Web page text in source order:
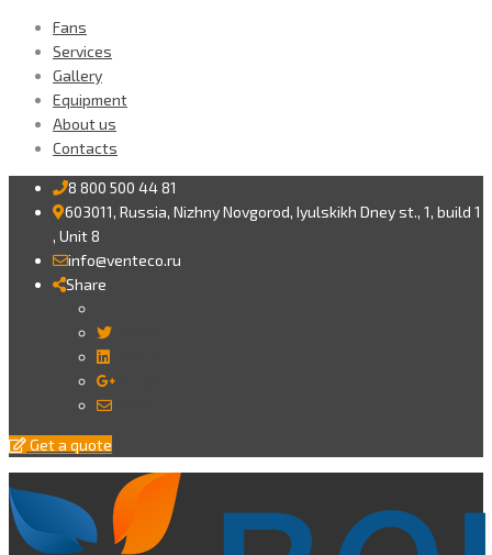
Fans
Services
Gallery
Equipment
About us
Contacts
8 800 500 44 81
603011, Russia, Nizhny Novgorod, Iyulskikh Dney st., 1, build 1
, Unit 8
info@venteco.ru
Share
Get a quote